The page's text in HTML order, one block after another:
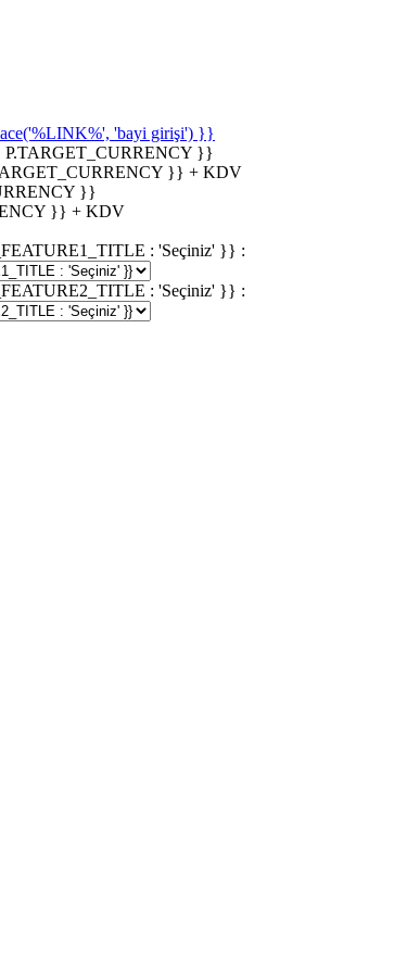
'bayi girişi') }}
}}
}} + KDV
}}
}} + KDV
: 'Seçiniz' }} :
: 'Seçiniz' }} :